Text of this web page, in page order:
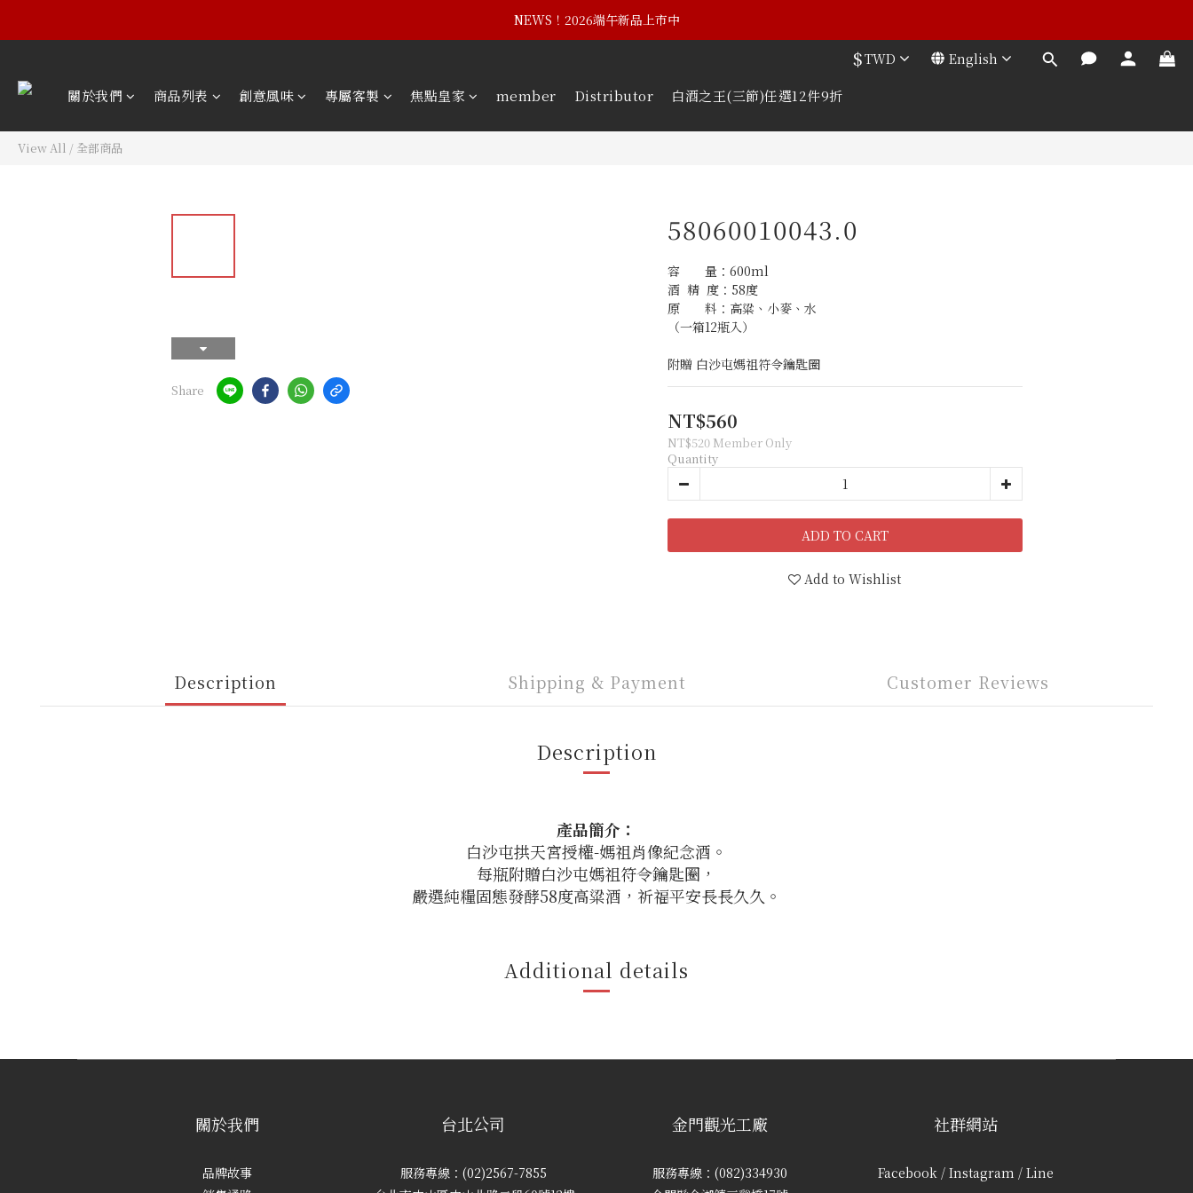
NEWS！黃埔建校102週年紀念酒
NEWS！2026端午新品上市中
$TWD English
關於我們 商品列表 創意風味 專屬客製 焦點皇家 member Distributor 白酒之王(三節)任選12件9折
View All / 全部商品
Share
58060010043.0
容　　量：600ml
酒  精  度：58度
原　　料：高粱、小麥、水
（一箱12瓶入）
附贈 白沙屯媽祖符令鑰匙圈
NT$560
NT$520 Member Only
Quantity
ADD TO CART
Add to Wishlist
Description Shipping & Payment Customer Reviews
Description
產品簡介：
白沙屯拱天宮授權-媽祖肖像紀念酒。
每瓶附贈白沙屯媽祖符令鑰匙圈，
嚴選純糧固態發酵58度高粱酒，祈福平安長長久久。
Additional details
關於我們
品牌故事
台北公司
服務專線：(02)2567-7855
金門觀光工廠
服務專線：(082)334930
社群網站
Facebook / Instagram / Line